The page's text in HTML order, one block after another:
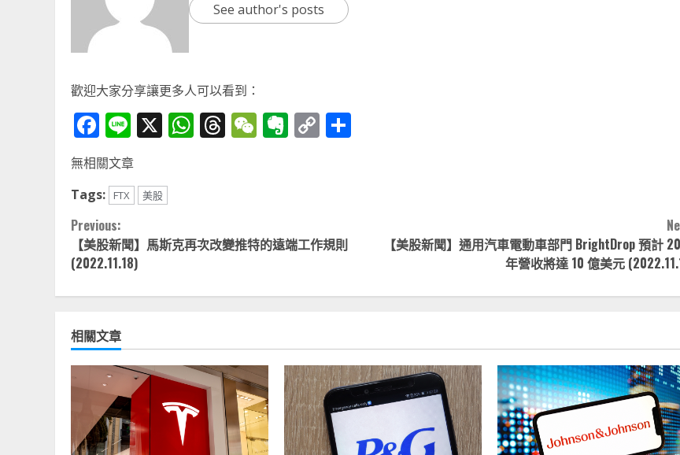
See author's posts
歡迎大家分享讓更多人可以看到：
Facebook
Line
X WhatsApp
Threads
WeChat
Evernote
Copy
無相關文章
Tags:
FTX 美股
Continue
Reading
Previous:
【美股新聞】馬斯克再次改變推特的遠端工作規則
(2022.11.18)
【美股新聞】通用汽車電動車部門 BrightDrop 預計
年營收將達 10 億美元
相關文章